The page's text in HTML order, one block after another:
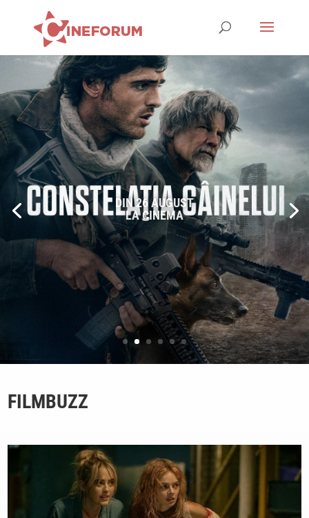
DIN 26 AUGUST
LA CINEMA
FILMBUZZ